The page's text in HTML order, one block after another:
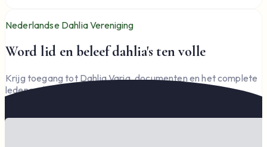
Nederlandse Dahlia Vereniging
Word lid en beleef dahlia's ten volle
Krijg toegang tot Dahlia Varia, documenten en het complete
ledengedeelte — en steun de vereniging.